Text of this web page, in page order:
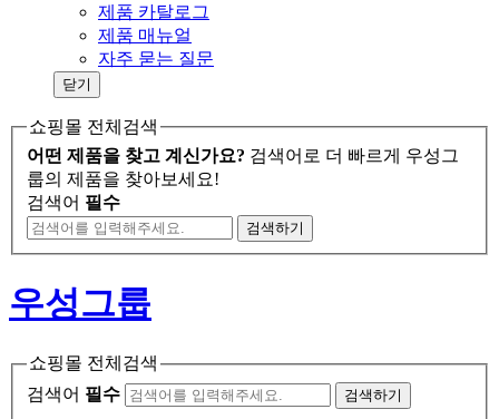
제품 카탈로그
제품 매뉴얼
자주 묻는 질문
닫기
쇼핑몰 전체검색
어떤 제품을 찾고 계신가요? 검색어로 더 빠르게 우성그
룹의 제품을 찾아보세요!
검색어 필수
검색하기
우성그룹
쇼핑몰 전체검색
검색어 필수 검색하기